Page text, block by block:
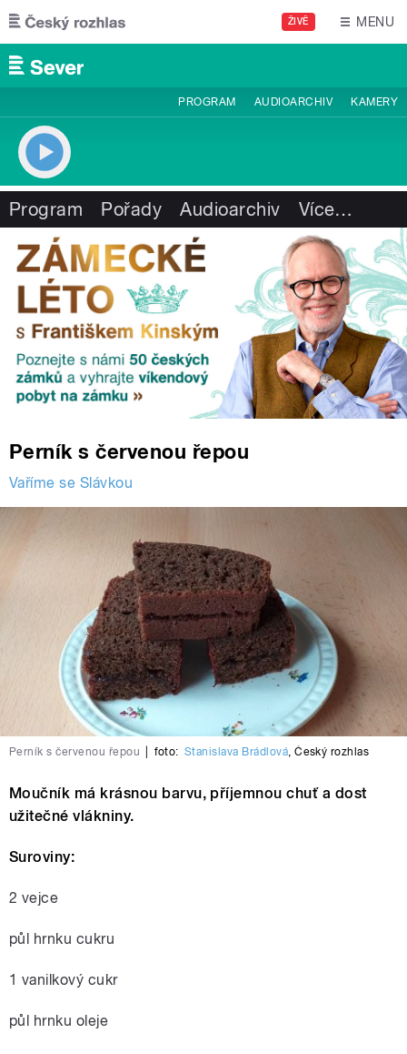
Přejít k hlavnímu obsahu
ŽIVĚ MENU
PROGRAM AUDIOARCHIV KAMERY
Program Pořady Audioarchiv Více…
Perník s červenou řepou
Vaříme se Slávkou
Perník s červenou řepou foto: Stanislava Brádlová,Český rozhlas
Moučník má krásnou barvu, příjemnou chuť a dost
užitečné vlákniny.
Suroviny:
2 vejce
půl hrnku cukru
1 vanilkový cukr
půl hrnku oleje